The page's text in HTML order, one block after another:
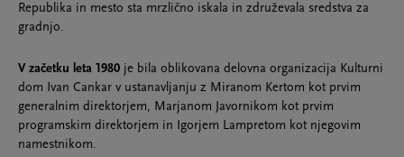
Republika in mesto sta mrzlično iskala in združevala sredstva za
gradnjo.
V začetku leta 1980 je bila oblikovana delovna organizacija Kulturni
dom Ivan Cankar v ustanavljanju z Miranom Kertom kot prvim
generalnim direktorjem, Marjanom Javornikom kot prvim
programskim direktorjem in Igorjem Lampretom kot njegovim
namestnikom.